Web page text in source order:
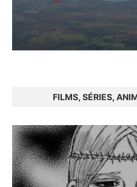
FILMS, SÉRIES,